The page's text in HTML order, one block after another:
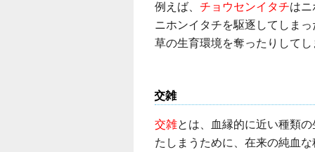
例えば、チョウセンイタチは
ニホンイタチを駆逐してしま
草の生育環境を奪ったりして
交雑
交雑とは、血縁的に近い種類
たしまうために、在来の純血